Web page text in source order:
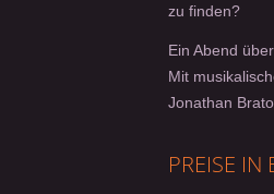
zu finden?
Ein Abend
Mit
Jonathan
PREISE IN